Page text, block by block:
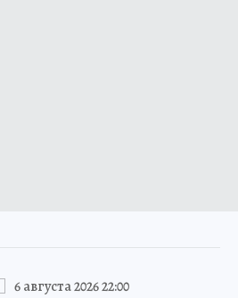
6 августа 2026 22:00